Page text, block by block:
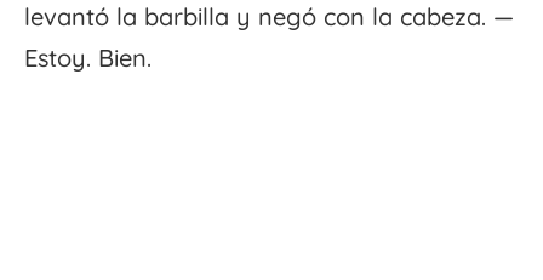
levantó la barbilla y negó con la cabeza. —
Estoy. Bien.